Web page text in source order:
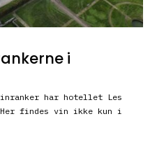
i
har hotellet Les
Her findes vin ikke kun i